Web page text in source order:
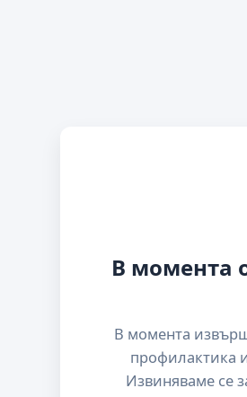
В момента
В момента
профилактика
Извиняваме се